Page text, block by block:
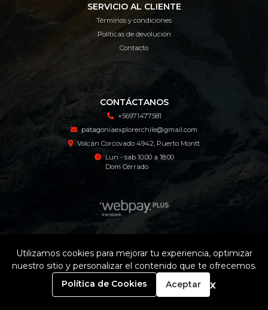
SERVICIO AL CLIENTE
Términos y condiciones
Políticas de devolución
Contacto
CONTÁCTANOS
+56971477581
patagoniaexplorerchile@gmail.com
Volcán Corcovado 4942, Puerto Montt
Lun - sab 10:00 a 18:00
Dom Cerrado
Patagonia Explorer Tienda Online © 2026
¿Te gusta mi tienda? Yo vendo conBsale
0
Utilizamos cookies para mejorar tu experiencia, optimizar
nuestro sitio y personalizar el contenido que te ofrecemos.
Política de Cookies
Aceptar x